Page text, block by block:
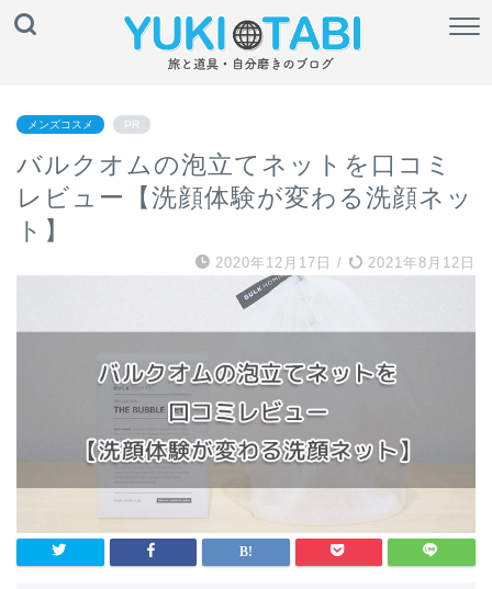
メンズコスメ PR
バルクオムの泡立てネットを口コミ
レビュー【洗顔体験が変わる洗顔ネッ
ト】
2020年12月17日 / 2021年8月12日